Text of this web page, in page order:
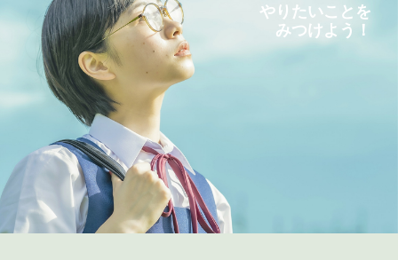
やりたいことを
みつけよう！